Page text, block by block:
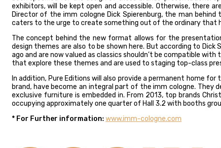
exhibitors, will be kept open and accessible. Otherwise, there
Director of the imm cologne Dick Spierenburg, the man
caters to the urge to create something out of the ordinary that
The concept behind the new format allows for the
design themes are also to be shown here. But according to
ago and are now valued as classics shouldn’t be compatible with
that explore these themes and are used to staging top-class
In addition, Pure Editions will also provide a permanent home
brand, have become an integral part of the imm cologne.
exclusive furniture is embedded in. From 2013, top brands
occupying approximately one quarter of Hall 3.2 with booths
* For Further information: www.imm-cologne.com